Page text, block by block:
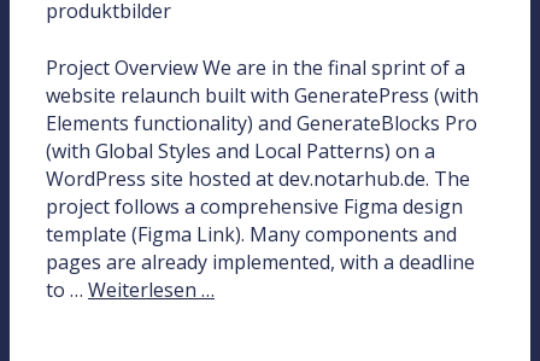
produktbilder
Project Overview We are in the final sprint of a
website relaunch built with GeneratePress (with
Elements functionality) and GenerateBlocks Pro
(with Global Styles and Local Patterns) on a
WordPress site hosted at dev.notarhub.de. The
project follows a comprehensive Figma design
template (Figma Link). Many components and
pages are already implemented, with a deadline
to … Weiterlesen …